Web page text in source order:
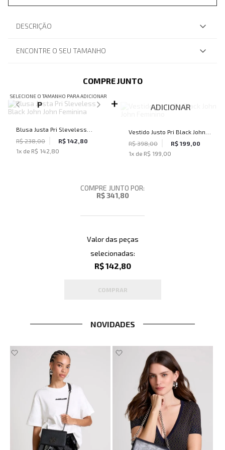
DESCRIÇÃO
ENCONTRE O SEU TAMANHO
COMPRE JUNTO
SELECIONE O TAMANHO PARA ADICIONAR
P
Blusa Justa Pri Sleveless
Black John John Feminina
R$ 238,00
R$ 142,80
1x de R$ 142,80
ADICIONAR
Vestido Justo Pri Black John
John Feminino
R$ 398,00
R$ 199,00
1x de R$ 199,00
COMPRE JUNTO POR:
R$ 341,80
Valor das peças
selecionadas:
R$ 142,80
COMPRAR
NOVIDADES